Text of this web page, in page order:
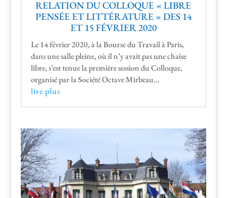
RELATION DU COLLOQUE « LIBRE
PENSÉE ET LITTÉRATURE » DES 14
ET 15 FÉVRIER 2020
Le 14 févri­er 2020, à la Bourse du Tra­vail à Paris,
dans une salle pleine, où il n’y avait pas une chaise
libre, s’est tenue la pre­mière ses­sion du Col­loque,
organ­isé par la Société Octave Mirbeau…
lire plus